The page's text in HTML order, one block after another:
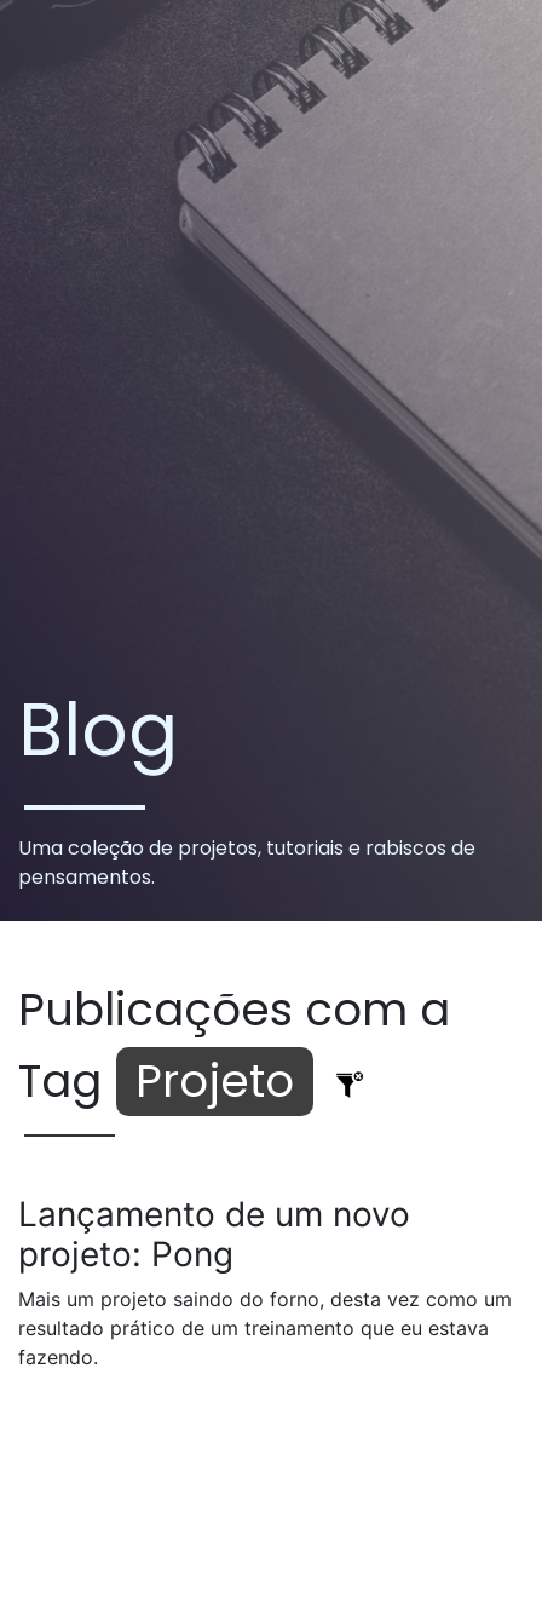
Blog
Uma coleção de projetos, tutoriais e rabiscos de
pensamentos.
Publicações com a
Tag
Projeto
Lançamento de um novo
projeto: Pong
Mais um projeto saindo do forno, desta vez como um
resultado prático de um treinamento que eu estava
fazendo.